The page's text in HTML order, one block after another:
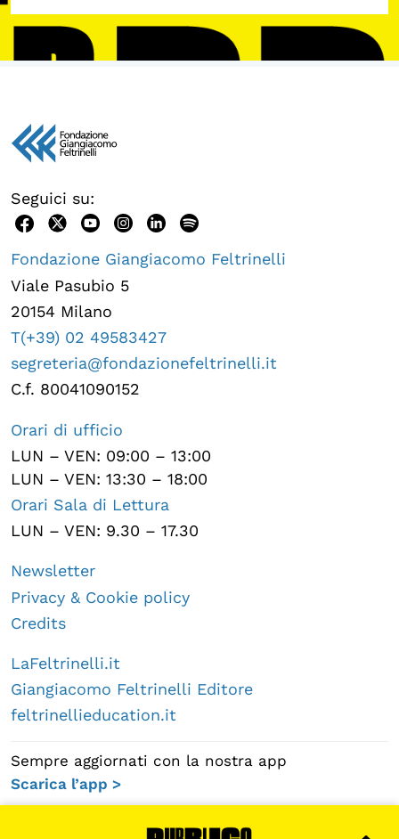
Seguici su:
Fondazione Giangiacomo Feltrinelli
Viale Pasubio 5
20154 Milano
T(+39) 02 49583427
segreteria@fondazionefeltrinelli.it
C.f. 80041090152
Orari di ufficio
LUN – VEN: 09:00 – 13:00
LUN – VEN: 13:30 – 18:00
Orari Sala di Lettura
LUN – VEN: 9.30 – 17.30
Newsletter
Privacy & Cookie policy
Credits
LaFeltrinelli.it
Giangiacomo Feltrinelli Editore
feltrinellieducation.it
Sempre aggiornati con la nostra app
Scarica l’app >